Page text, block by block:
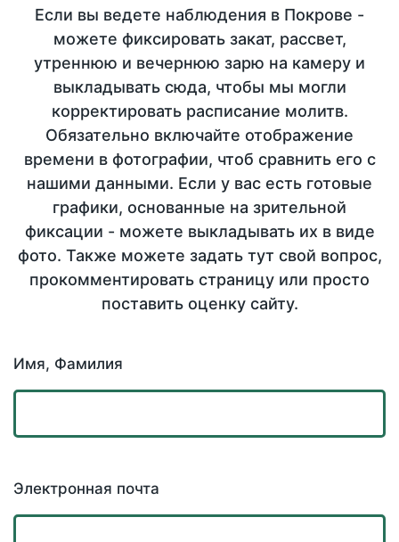
Если вы ведете наблюдения в Покрове -
можете фиксировать закат, рассвет,
утреннюю и вечернюю зарю на камеру и
выкладывать сюда, чтобы мы могли
корректировать расписание молитв.
Обязательно включайте отображение
времени в фотографии, чтоб сравнить его с
нашими данными. Если у вас есть готовые
графики, основанные на зрительной
фиксации - можете выкладывать их в виде
фото. Также можете задать тут свой вопрос,
прокомментировать страницу или просто
поставить оценку сайту.
Имя, Фамилия
Электронная почта